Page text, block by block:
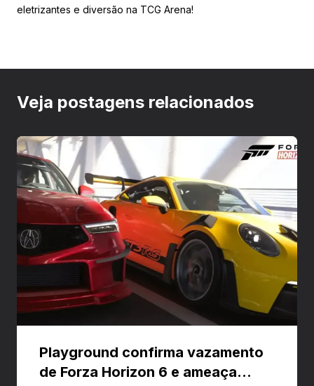
eletrizantes e diversão na TCG Arena!
Veja postagens relacionados
Playground confirma vazamento
de Forza Horizon 6 e ameaça